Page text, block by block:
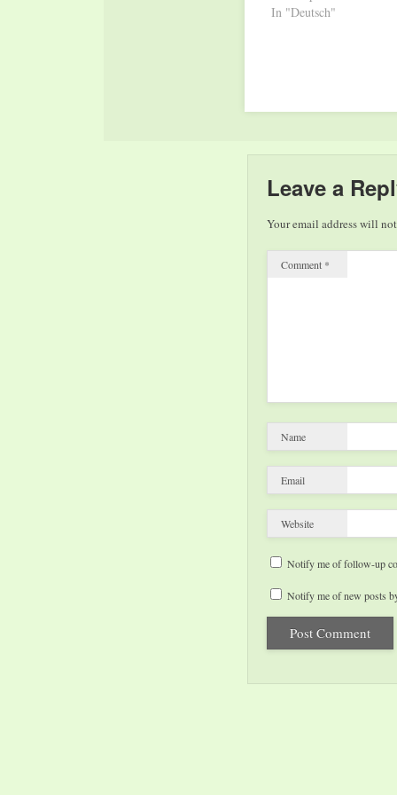
In "Deutsch"
Leave a
Your email address will
Comment *
Name
Email
Website
Notify me of follow-up
Notify me of new posts